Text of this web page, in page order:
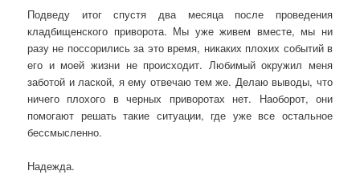
Подведу итог спустя два месяца после проведения
кладбищенского приворота. Мы уже живем вместе, мы ни
разу не поссорились за это время, никаких плохих событий в
его и моей жизни не происходит. Любимый окружил меня
заботой и лаской, я ему отвечаю тем же. Делаю выводы, что
ничего плохого в черных приворотах нет. Наоборот, они
помогают решать такие ситуации, где уже все остальное
бессмысленно.
Надежда.